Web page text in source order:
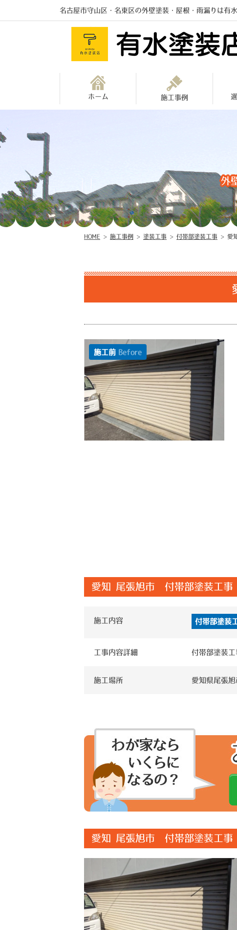
名古屋市守山区・名東区の外壁塗装・屋根・雨漏りは有
ホーム 施工事例
外
HOME > 施工事例 > 塗装工事 > 付帯部塗装工事 > 愛
施工前 Before
愛知 尾張旭市 付帯部塗装工
施工内容 付帯部塗装
工事内容詳細 付帯部塗装工
施工場所 愛知県尾張旭
愛知 尾張旭市 付帯部塗装工